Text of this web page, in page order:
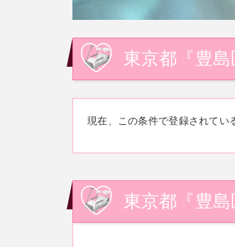
東京都『豊
現在、この条件で登録されてい
東京都『豊